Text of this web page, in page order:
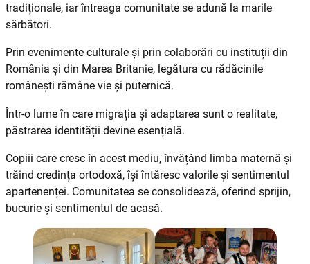
tradiționale, iar întreaga comunitate se adună la marile
sărbători.
Prin evenimente culturale și prin colaborări cu instituții din
România și din Marea Britanie, legătura cu rădăcinile
românești rămâne vie și puternică.
Într-o lume în care migrația și adaptarea sunt o realitate,
păstrarea identității devine esențială.
Copiii care cresc în acest mediu, învățând limba maternă și
trăind credința ortodoxă, își întăresc valorile și sentimentul
apartenenței. Comunitatea se consolidează, oferind sprijin,
bucurie și sentimentul de acasă.